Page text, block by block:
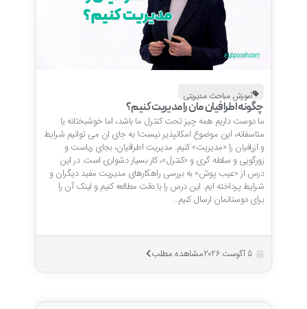
آموزش مباحث مدیریتی
چگونه اطرافیان مان را مدیریت کنیم؟
ما دوست داریم همه چیز تحت کنترل ما باشد، اما خوشبختانه یا
متاسفانه، این موضوع امکانپذیر نیست! به جای ان می توانیم شرایط
و ازرافیان را «مدیریت» کنیم. مدیریت اطرافیان، بجای ریاست و
زورگویی و سلطه گری و «کنترل»، کار بسیار دشواری است. در این
درس از «عیب پوش» به بررسی راهکارهای مدیریت مفید دیگران و
شرایط پرداخته ایم. این درس را با دقت مطالعه کنیم و لینک آن را
برای دوستانمان ارسال کنیم…
مشاهده مطلب